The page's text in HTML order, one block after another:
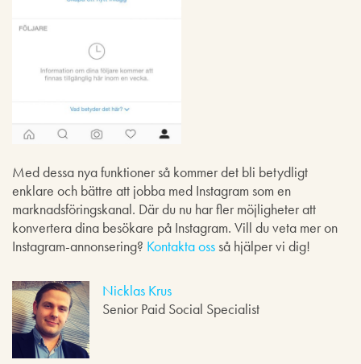
Med dessa nya funktioner så kommer det bli betydligt
enklare och bättre att jobba med Instagram som en
marknadsföringskanal. Där du nu har fler möjligheter att
konvertera dina besökare på Instagram. Vill du veta mer on
Instagram-annonsering? Kontakta ossså hjälper vi dig!
Nicklas Krus
Senior Paid Social Specialist